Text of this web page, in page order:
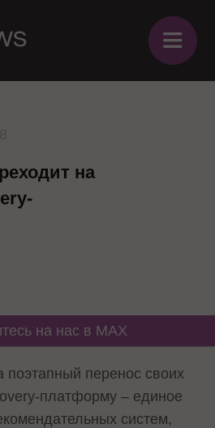
≡
на
на нас в MAX
поэтапный перенос своих
платформу – единое
систем,